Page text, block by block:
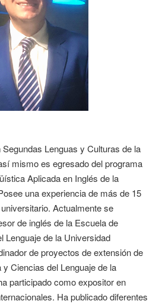
Lenguas y Culturas de la
mismo es egresado del programa
Aplicada en Inglés de la
una experiencia de más de 15
Actualmente se
de inglés de la Escuela de
Lenguaje de la Universidad
de proyectos de extensión de
Ciencias del Lenguaje de la
participado como expositor en
Ha publicado diferentes